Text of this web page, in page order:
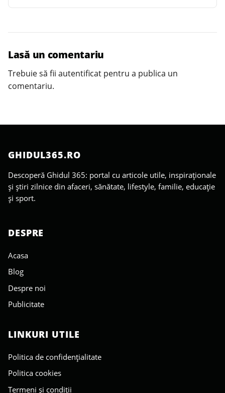
Lasă un comentariu
Trebuie să fii autentificat pentru a publica un
comentariu.
GHIDUL365.RO
Descoperă Ghidul 365: portal cu articole utile, inspiraționale
și știri zilnice din afaceri, sănătate, lifestyle, familie, educație
și sport.
DESPRE
Acasa
Blog
Despre noi
Publicitate
LINKURI UTILE
Politica de confidențialitate
Politica cookies
Termeni și condiții